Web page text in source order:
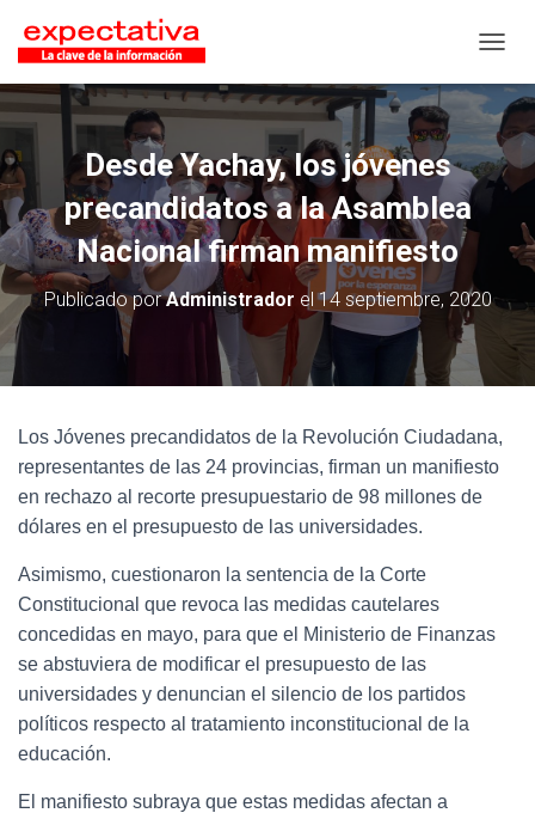
Desde Yachay, los jóvenes
precandidatos a la Asamblea
Nacional firman manifiesto
Publicado porAdministrador el14 septiembre, 2020
Los Jóvenes precandidatos de la Revolución Ciudadana,
representantes de las 24 provincias, firman un manifiesto
en rechazo al recorte presupuestario de 98 millones de
dólares en el presupuesto de las universidades.
Asimismo, cuestionaron la sentencia de la Corte
Constitucional que revoca las medidas cautelares
concedidas en mayo, para que el Ministerio de Finanzas
se abstuviera de modificar el presupuesto de las
universidades y denuncian el silencio de los partidos
políticos respecto al tratamiento inconstitucional de la
educación.
El manifiesto subraya que estas medidas afectan a